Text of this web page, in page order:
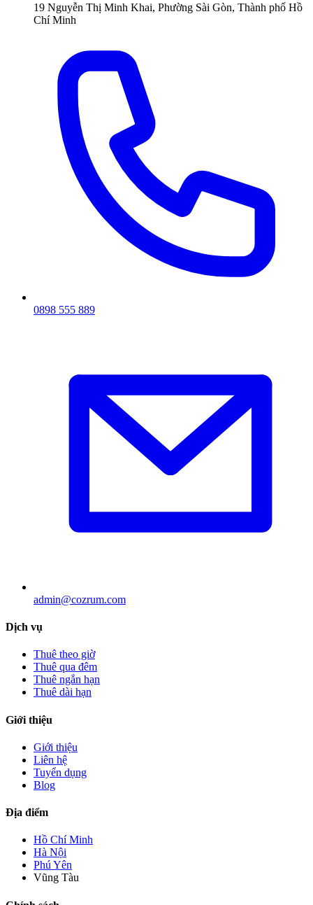
19 Nguyễn Thị Minh Khai, Phường Sài Gòn, Thành phố Hồ
Chí Minh
0898 555 889
admin@cozrum.com
Dịch vụ
Thuê theo giờ
Thuê qua đêm
Thuê ngắn hạn
Thuê dài hạn
Giới thiệu
Giới thiệu
Liên hệ
Tuyển dụng
Blog
Địa điểm
Hồ Chí Minh
Hà Nội
Phú Yên
Vũng Tàu